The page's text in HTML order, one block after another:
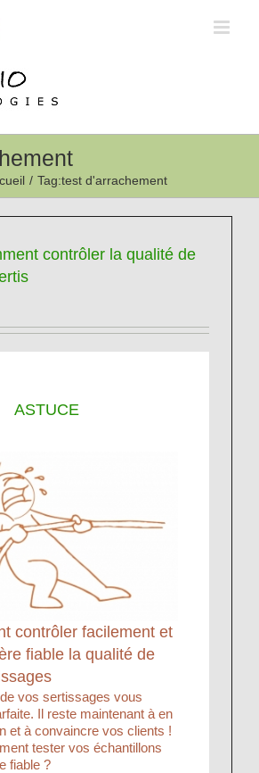
/ Tag:test d'arrachement
contrôler la qualité de
ASTUCE
contrôler facilement et
fiable la qualité de
vos sertissages vous
Il reste maintenant à en
et à convaincre vos clients !
tester vos échantillons
fiable ?